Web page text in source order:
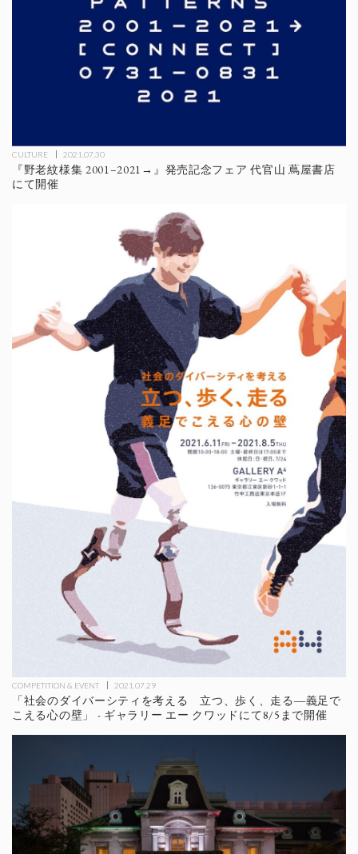
CULTURE 2021.07.30
『野老紋様集 2001–2021→』発売記念フェア 代官山 蔦屋書店
にて開催
COMPETITION & EVENT 2021.07.29
「社会のダイバーシティを考える 立つ、歩く、走る―義足で
こえる心の壁」 - ギャラリー エー クワッドにて8/5まで開催